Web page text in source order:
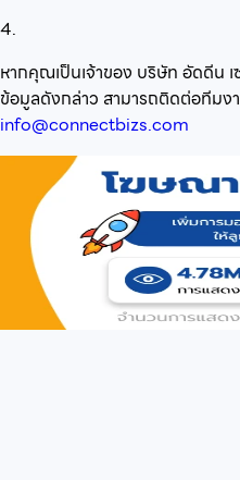
4.
หากคุณเป็นเจ้าของ บริษัท อัดดีน เ
ข้อมูลดังกล่าว สามารถติดต่อทีมงา
info@connectbizs.com